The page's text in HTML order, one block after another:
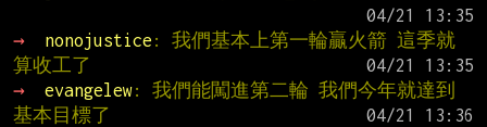
→
nonojustice : 我們基本上第一輪贏火箭 這季就
算收工了
→
evangelew: 我們能闖進第二輪 我們今年就達到
基本目標了